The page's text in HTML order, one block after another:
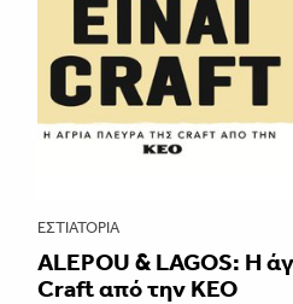
ΕΣΤΙΑΤΌΡΙΑ
ALEPOU & LAGOS: Η
Craft από την ΚΕΟ